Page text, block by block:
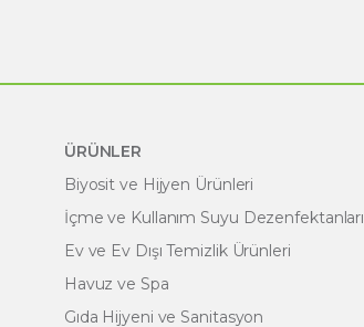
ÜRÜNLER
Biyosit ve Hijyen Ürünleri
İçme ve Kullanım Suyu Dezenfektanları
Ev ve Ev Dışı Temizlik Ürünleri
Havuz ve Spa
Gıda Hijyeni ve Sanitasyon